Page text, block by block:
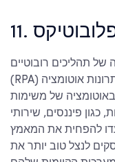
פלובוטיקס
של תהליכים רובוטיים
(RPA) התומכת בלקוחות בארצות הברית עם פתרונות אוטומציה
של משימות
כגון פיננסים, שירותי
להפחית את המאמץ
לנצל טוב יותר את